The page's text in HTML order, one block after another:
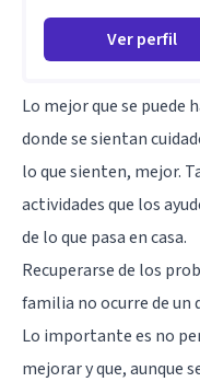
Ver perfil
Lo mejor que se puede
donde se sientan
lo que sienten, mejor.
actividades que los
de lo que pasa en casa.
Recuperarse de los
familia no ocurre de un
Lo importante es no
mejorar y que, aunque